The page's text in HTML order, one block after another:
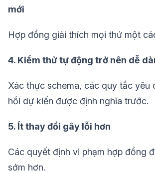
mới
Hợp đồng giải thích mọi thứ một
4. Kiểm thử tự động trở nên dễ
Xác thực schema, các quy tắc yêu
hồi dự kiến được định nghĩa trước.
5. Ít thay đổi gây lỗi hơn
Các quyết định vi phạm hợp đồng
sớm hơn.